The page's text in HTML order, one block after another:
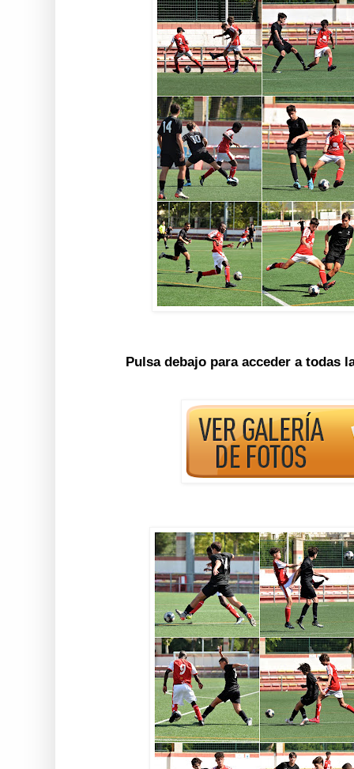
Pulsa debajo para acceder a todas